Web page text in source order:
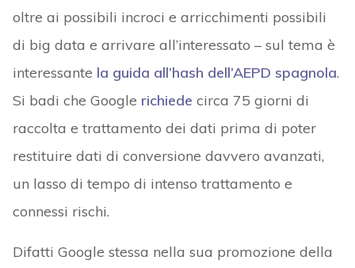
oltre ai possibili incroci e arricchimenti possibili
di big data e arrivare all’interessato – sul tema è
interessante la guida all’hash dell’AEPD spagnola.
Si badi che Google richiede circa 75 giorni di
raccolta e trattamento dei dati prima di poter
restituire dati di conversione davvero avanzati,
un lasso di tempo di intenso trattamento e
connessi rischi.
Difatti Google stessa nella sua promozione della